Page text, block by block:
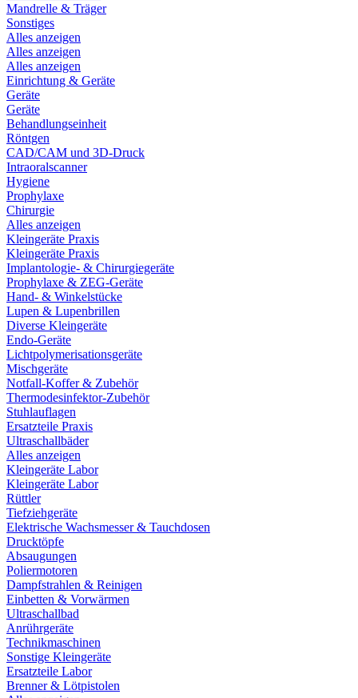
Mandrelle & Träger
Sonstiges
Alles anzeigen
Alles anzeigen
Alles anzeigen
Einrichtung & Geräte
Geräte
Geräte
Behandlungseinheit
Röntgen
CAD/CAM und 3D-Druck
Intraoralscanner
Hygiene
Prophylaxe
Chirurgie
Alles anzeigen
Kleingeräte Praxis
Kleingeräte Praxis
Implantologie- & Chirurgiegeräte
Prophylaxe & ZEG-Geräte
Hand- & Winkelstücke
Lupen & Lupenbrillen
Diverse Kleingeräte
Endo-Geräte
Lichtpolymerisationsgeräte
Mischgeräte
Notfall-Koffer & Zubehör
Thermodesinfektor-Zubehör
Stuhlauflagen
Ersatzteile Praxis
Ultraschallbäder
Alles anzeigen
Kleingeräte Labor
Kleingeräte Labor
Rüttler
Tiefziehgeräte
Elektrische Wachsmesser & Tauchdosen
Drucktöpfe
Absaugungen
Poliermotoren
Dampfstrahlen & Reinigen
Einbetten & Vorwärmen
Ultraschallbad
Anrührgeräte
Technikmaschinen
Sonstige Kleingeräte
Ersatzteile Labor
Brenner & Lötpistolen